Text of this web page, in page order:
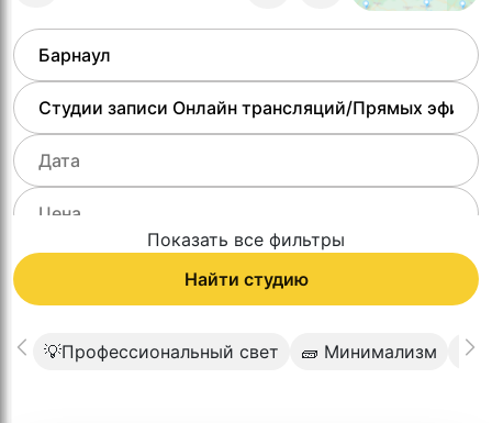
Показать все фильтры
Найти студию
💡Профессиональный свет 🧱 Минимализм 🎥